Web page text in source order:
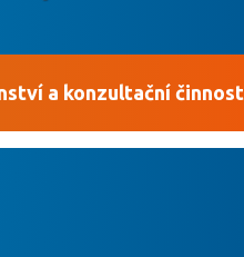
a konzultační činnost